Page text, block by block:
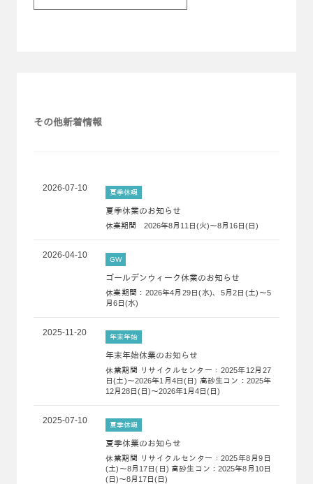
その他新着情報
2026-07-10 夏季休暇
夏季休業のお知らせ
休業期間 2026年8月11日(火)～8月16日(日)
2026-04-10 GW
ゴールデンウィーク休業のお知らせ
休業期間：2026年4月29日(水)、5月2日(土)～5
月6日(水)
2025-11-20 年末年始
年末年始休業のお知らせ
休業期間 リサイクルセンター：2025年12月27
日(土)～2026年1月4日(日) 高砂生コン：2025年
12月28日(日)～2026年1月4日(日)
2025-07-10 夏季休暇
夏季休業のお知らせ
休業期間 リサイクルセンター：2025年8月9日
(土)～8月17日(日) 高砂生コン：2025年8月10日
(日)～8月17日(日)